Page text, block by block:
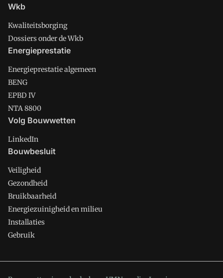
Wkb
Kwaliteitsborging
Dossiers onder de Wkb
Energieprestatie
Energieprestatie algemeen
BENG
EPBD IV
NTA 8800
Volg Bouwwetten
LinkedIn
Bouwbesluit
Veiligheid
Gezondheid
Bruikbaarheid
Energiezuinigheid en milieu
Installaties
Gebruik